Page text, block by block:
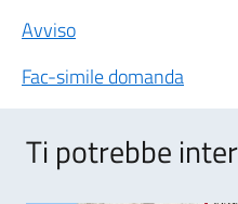
Avviso
Fac-simile domanda
Ti potrebbe